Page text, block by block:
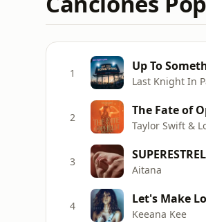
1 Up To
Last Knight In
2 The Fate of
Taylor Swift &
3
Aitana
4 Let's Make
Keeana Kee